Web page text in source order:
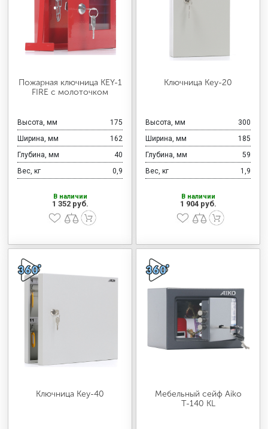
Пожарная ключница KEY-1
FIRE с молоточком
Высота, мм
175
Ширина, мм
162
Глубина, мм
40
Вес, кг
0,9
В наличии
1 352 руб.
Ключница Key-20
Высота, мм
300
Ширина, мм
185
Глубина, мм
59
Вес, кг
1,9
В наличии
1 904 руб.
Ключница Key-40
Мебельный сейф Aiko
Т-140 KL